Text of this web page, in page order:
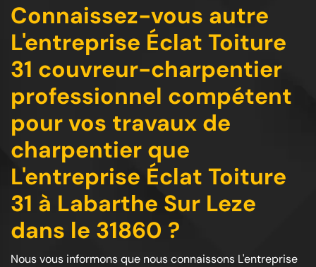
Connaissez-vous autre
L'entreprise Éclat Toiture
31 couvreur-charpentier
professionnel compétent
pour vos travaux de
charpentier que
L'entreprise Éclat Toiture
31 à Labarthe Sur Leze
dans le 31860 ?
Nous vous informons que nous connaissons L'entreprise